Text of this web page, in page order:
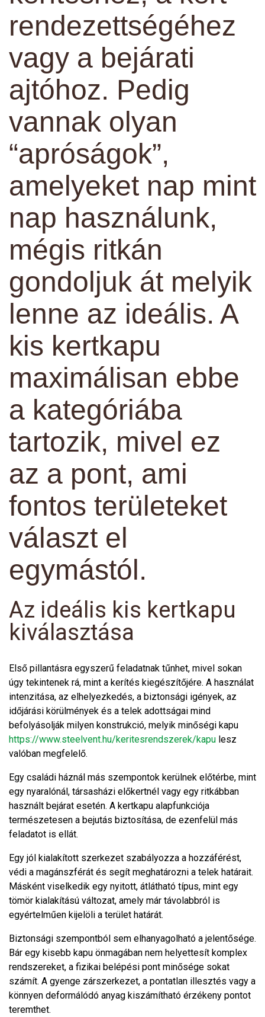
rendezettségéhez
vagy a bejárati
ajtóhoz. Pedig
vannak olyan
“apróságok”,
amelyeket nap mint
nap használunk,
mégis ritkán
gondoljuk át melyik
lenne az ideális. A
kis kertkapu
maximálisan ebbe
a kategóriába
tartozik, mivel ez
az a pont, ami
fontos területeket
választ el
egymástól.
Az ideális kis kertkapu
kiválasztása
Első pillantásra egyszerű feladatnak tűnhet, mivel sokan
úgy tekintenek rá, mint a kerítés kiegészítőjére. A használat
intenzitása, az elhelyezkedés, a biztonsági igények, az
időjárási körülmények és a telek adottságai mind
befolyásolják milyen konstrukció, melyik minőségi kapu
https://www.steelvent.hu/keritesrendszerek/kapu lesz
valóban megfelelő.
Egy családi háznál más szempontok kerülnek előtérbe, mint
egy nyaralónál, társasházi előkertnél vagy egy ritkábban
használt bejárat esetén. A kertkapu alapfunkciója
természetesen a bejutás biztosítása, de ezenfelül más
feladatot is ellát.
Egy jól kialakított szerkezet szabályozza a hozzáférést,
védi a magánszférát és segít meghatározni a telek határait.
Másként viselkedik egy nyitott, átlátható típus, mint egy
tömör kialakítású változat, amely már távolabbról is
egyértelműen kijelöli a terület határát.
Biztonsági szempontból sem elhanyagolható a jelentősége.
Bár egy kisebb kapu önmagában nem helyettesít komplex
rendszereket, a fizikai belépési pont minősége sokat
számít. A gyenge zárszerkezet, a pontatlan illesztés vagy a
könnyen deformálódó anyag kiszámítható érzékeny pontot
teremthet.